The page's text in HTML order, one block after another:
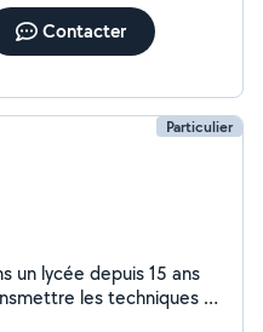
Contacter
Particulier
un lycée depuis 15 ans
les techniques et